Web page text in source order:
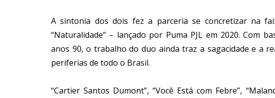
A sintonia dos dois fez a parceria se concretizar na
“Naturalidade” – lançado por Puma PJL em 2020. Com
anos 90, o trabalho do duo ainda traz a sagacidade e a
periferias de todo o Brasil.
“Cartier Santos Dumont”, “Você Está com Febre”,